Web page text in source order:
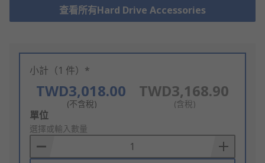
查看所有Hard Drive Accessories
小計（1 件）*
TWD3,018.00
(不含稅)
TWD3,168.90
(含稅)
Add
to
Basket
單位
選擇或輸入數量